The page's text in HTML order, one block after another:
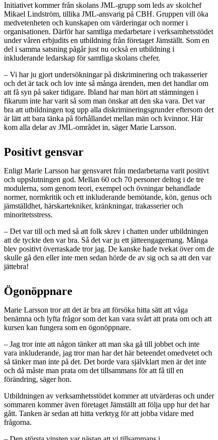
Initiativet kommer från skolans JML-grupp som leds av skolchef
Mikael Lindström, tillika JML-ansvarig på CBH. Gruppen vill öka
medvetenheten och kunskapen om värderingar och normer i
organisationen. Därför har samtliga medarbetare i verksamhetsstödet
under våren erbjudits en utbildning från företaget Jämställt. Som en
del i samma satsning pågår just nu också en utbildning i
inkluderande ledarskap för samtliga skolans chefer.
– Vi har ju gjort undersökningar på diskriminering och trakasserier
och det är tack och lov inte så många ärenden, men det handlar om
att få syn på saker tidigare. Ibland har man hört att stämningen i
fikarum inte har varit så som man önskar att den ska vara. Det var
bra att utbildningen tog upp alla diskrimineringsgrunder eftersom det
är lätt att bara tänka på förhållandet mellan män och kvinnor. Här
kom alla delar av JML-området in, säger Marie Larsson.
Positivt gensvar
Enligt Marie Larsson har gensvaret från medarbetarna varit positivt
och uppslutningen god. Mellan 60 och 70 personer deltog i de tre
modulerna, som genom teori, exempel och övningar behandlade
normer, normkritik och ett inkluderande bemötande, kön, genus och
jämställdhet, härskartekniker, kränkningar, trakasserier och
minoritetsstress.
– Det var till och med så att folk skrev i chatten under utbildningen
att de tyckte den var bra. Så det var ju ett jätteengagemang. Många
blev positivt överraskade tror jag. De kanske hade tvekat över om de
skulle gå den eller inte men sedan hörde de av sig och sa att den var
jättebra!
Ögonöppnare
Marie Larsson tror att det är bra att försöka hitta sätt att våga
benämna och lyfta frågor som det kan vara svårt att prata om och att
kursen kan fungera som en ögonöppnare.
– Jag tror inte att någon tänker att man ska gå till jobbet och inte
vara inkluderande, jag tror man har det här beteendet omedvetet och
så tänker man inte på det. Det borde vara självklart men är det inte
och då måste man prata om det tillsammans för att få till en
förändring, säger hon.
Utbildningen av verksamhetsstödet kommer att utvärderas och under
sommaren kommer även företaget Jämställt att följa upp hur det har
gått. Tanken är sedan att hitta verktyg för att jobba vidare med
frågorna.